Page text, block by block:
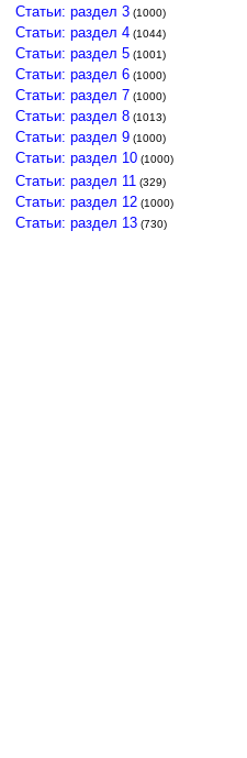
Статьи: раздел 3 (1000)
Статьи: раздел 4 (1044)
Статьи: раздел 5 (1001)
Статьи: раздел 6 (1000)
Статьи: раздел 7 (1000)
Статьи: раздел 8 (1013)
Статьи: раздел 9 (1000)
Статьи: раздел 10 (1000)
Статьи: раздел 11 (329)
Статьи: раздел 12 (1000)
Статьи: раздел 13 (730)